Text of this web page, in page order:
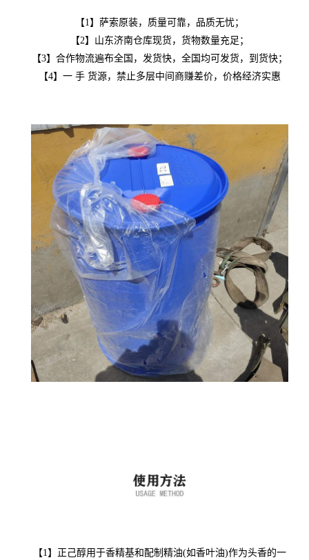
【1】萨索原装，质量可靠，品质无忧；
【2】山东济南仓库现货，货物数量充足；
【3】合作物流遍布全国，发货快，全国均可发货，到货快；
【4】一 手 货源，禁止多层中间商赚差价，价格经济实惠
【1】正己醇用于香精基和配制精油(如香叶油)作为头香的一